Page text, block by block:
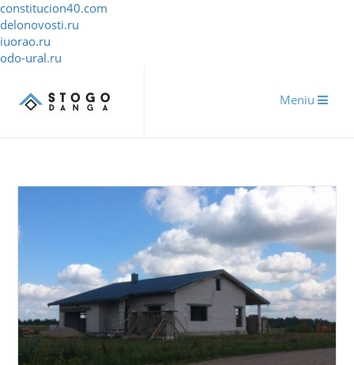
constitucion40.com
delonovosti.ru
iuorao.ru
odo-ural.ru
Meniu